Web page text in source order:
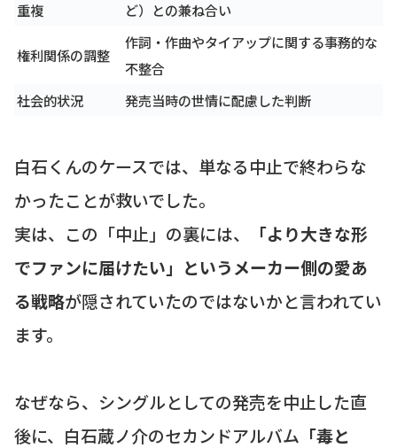
重複 ど）との兼ね合い
権利関係の調整
作詞・作曲やタイアップに関する事務的な
不整合
社会的状況
発売当時の世情に配慮した判断
白石くんのケースでは、単なる中止で終わらな
かったことが救いでした。
実は、この「中止」の裏には、
「より大きな形
でファンに届けたい」というメーカー側の愛あ
る戦略が隠されていたのではないかと言われてい
ます。
なぜなら、シングルとしての発売を中止した直
後に、白石蔵ノ介のセカンドアルバム 「毒と